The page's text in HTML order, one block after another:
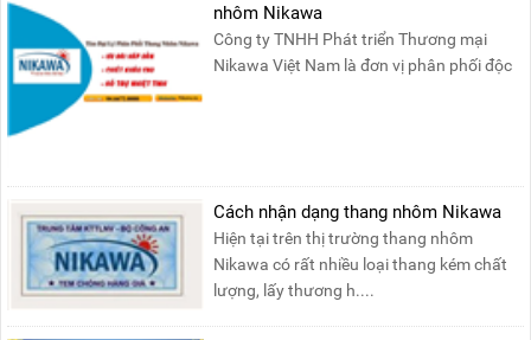
nhôm Nikawa
Công ty TNHH Phát triển Thương mại
Nikawa Việt Nam là đơn vị phân phối độc
Cách nhận dạng thang nhôm Nikawa
Hiện tại trên thị trường thang nhôm
Nikawa có rất nhiều loại thang kém chất
lượng, lấy thương h....